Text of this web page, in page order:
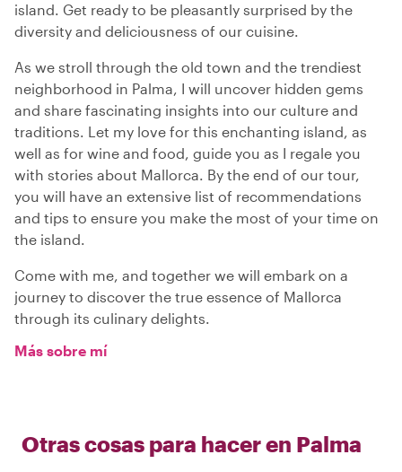
island. Get ready to be pleasantly surprised by the
diversity and deliciousness of our cuisine.
As we stroll through the old town and the trendiest
neighborhood in Palma, I will uncover hidden gems
and share fascinating insights into our culture and
traditions. Let my love for this enchanting island, as
well as for wine and food, guide you as I regale you
with stories about Mallorca. By the end of our tour,
you will have an extensive list of recommendations
and tips to ensure you make the most of your time on
the island.
Come with me, and together we will embark on a
journey to discover the true essence of Mallorca
through its culinary delights.
Más sobre mí
Otras cosas para hacer en Palma